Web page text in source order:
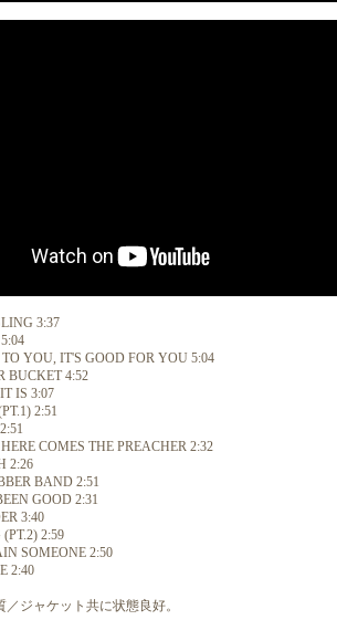
3:37
YOU, IT'S GOOD FOR YOU 5:04
BUCKET 4:52
IS 3:07
2:51
COMES THE PREACHER 2:32
2:26
BAND 2:51
GOOD 2:31
3:40
2:59
SOMEONE 2:50
2:40
ジャケット共に状態良好。